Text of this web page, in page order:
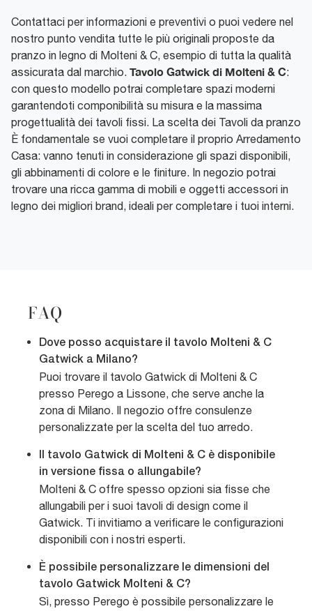
Contattaci per informazioni e preventivi o puoi vedere nel
nostro punto vendita tutte le più originali proposte da
pranzo in legno di Molteni & C, esempio di tutta la qualità
assicurata dal marchio. Tavolo Gatwick di Molteni & C:
con questo modello potrai completare spazi moderni
garantendoti componibilità su misura e la massima
progettualità dei tavoli fissi. La scelta dei Tavoli da pranzo
È fondamentale se vuoi completare il proprio Arredamento
Casa: vanno tenuti in considerazione gli spazi disponibili,
gli abbinamenti di colore e le finiture. In negozio potrai
trovare una ricca gamma di mobili e oggetti accessori in
legno dei migliori brand, ideali per completare i tuoi interni.
FAQ
Dove posso acquistare il tavolo Molteni & C
Gatwick a Milano?
Puoi trovare il tavolo Gatwick di Molteni & C
presso Perego a Lissone, che serve anche la
zona di Milano. Il negozio offre consulenze
personalizzate per la scelta del tuo arredo.
Il tavolo Gatwick di Molteni & C è disponibile
in versione fissa o allungabile?
Molteni & C offre spesso opzioni sia fisse che
allungabili per i suoi tavoli di design come il
Gatwick. Ti invitiamo a verificare le configurazioni
disponibili con i nostri esperti.
È possibile personalizzare le dimensioni del
tavolo Gatwick Molteni & C?
Sì, presso Perego è possibile personalizzare le